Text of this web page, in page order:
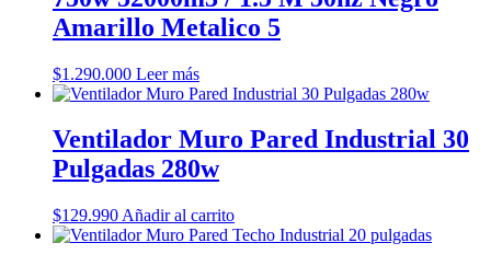
Amarillo Metalico 5
$1.290.000 Leer más
Ventilador Muro Pared Industrial 30
Pulgadas 280w
$129.990 Añadir al carrito